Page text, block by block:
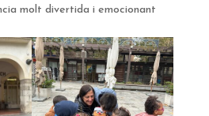
molt divertida i emocionant